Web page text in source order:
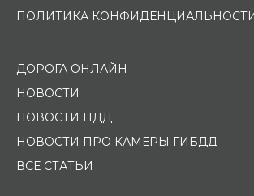
ПОЛИТИКА
ДОРОГА ОНЛАЙН
НОВОСТИ
НОВОСТИ ПДД
НОВОСТИ ПРО КАМЕРЫ ГИБДД
ВСЕ СТАТЬИ